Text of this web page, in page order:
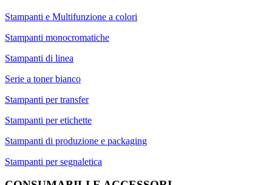
Stampanti e Multifunzione a colori
Stampanti monocromatiche
Stampanti di linea
Serie a toner bianco
Stampanti per transfer
Stampanti per etichette
Stampanti di produzione e packaging
Stampanti per segnaletica